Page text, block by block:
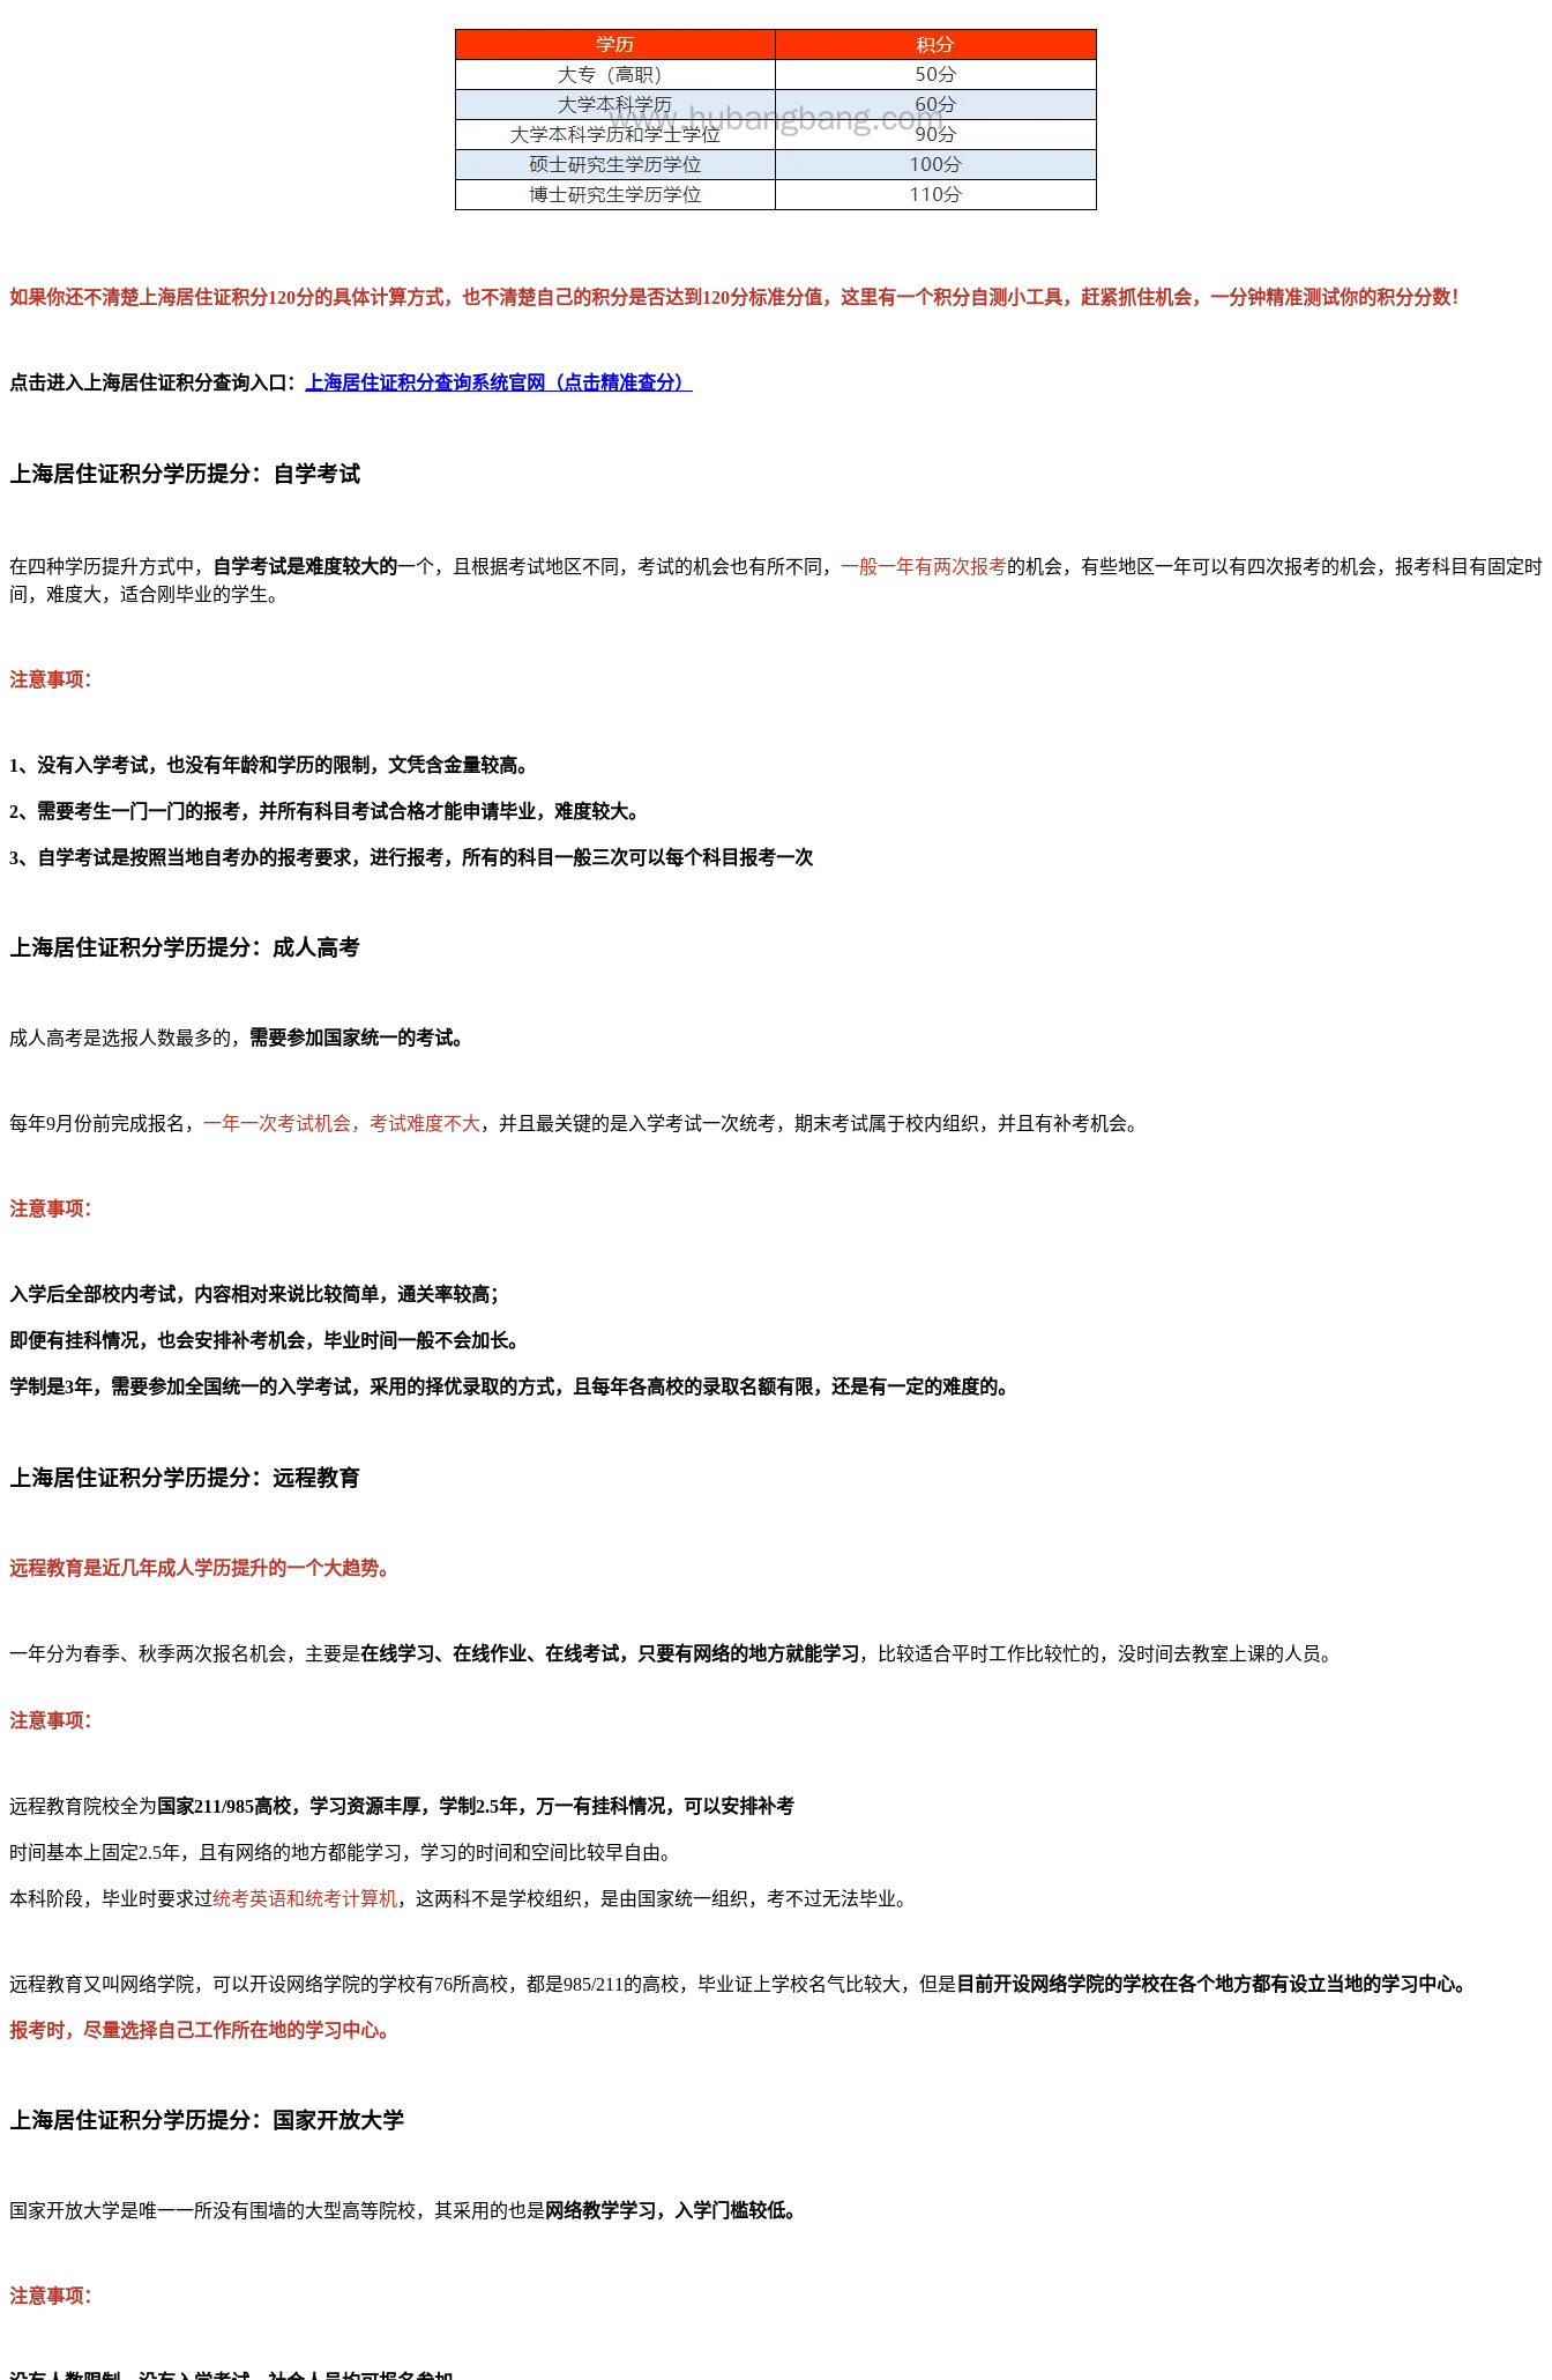
如果你还不清楚上海居住证积分120分的具体计算方式，也不清楚自己的积分是否达到120分标准分值，这里有一个积分自测小工具，赶紧抓住机会，一分钟精准测试你的积分分数！
点击进入上海居住证积分查询入口： 上海居住证积分查询系统官网（点击精准查分）
上海居住证积分学历提分：自学考试
在四种学历提升方式中， 自学考试是难度较大的一个，且根据考试地区不同，考试的机会也有所不同， 一般一年有两次报考的机会，有些地区一年可以有四次报考的机会，报考科目有固定时
间，难度大，适合刚毕业的学生。
注意事项：
1、没有入学考试，也没有年龄和学历的限制，文凭含金量较高。
2、需要考生一门一门的报考，并所有科目考试合格才能申请毕业，难度较大。
3、自学考试是按照当地自考办的报考要求，进行报考，所有的科目一般三次可以每个科目报考一次
上海居住证积分学历提分：成人高考
成人高考是选报人数最多的， 需要参加国家统一的考试。
每年9月份前完成报名， 一年一次考试机会，考试难度不大，并且最关键的是入学考试一次统考，期末考试属于校内组织，并且有补考机会。
注意事项：
入学后全部校内考试，内容相对来说比较简单，通关率较高；
即便有挂科情况，也会安排补考机会，毕业时间一般不会加长。
学制是3年，需要参加全国统一的入学考试，采用的择优录取的方式，且每年各高校的录取名额有限，还是有一定的难度的。
上海居住证积分学历提分：远程教育
远程教育是近几年成人学历提升的一个大趋势。
一年分为春季、秋季两次报名机会，主要是在线学习、在线作业、在线考试，只要有网络的地方就能学习，比较适合平时工作比较忙的，没时间去教室上课的人员。
注意事项：
远程教育院校全为 国家211/985高校，学习资源丰厚，学制2.5年，万一有挂科情况，可以安排补考
时间基本上固定2.5年，且有网络的地方都能学习，学习的时间和空间比较早自由。
本科阶段，毕业时要求过统考英语和统考计算机，这两科不是学校组织，是由国家统一组织，考不过无法毕业。
远程教育又叫网络学院，可以开设网络学院的学校有76所高校，都是985/211的高校，毕业证上学校名气比较大，但是 目前开设网络学院的学校在各个地方都有设立当地的学习中心。
报考时，尽量选择自己工作所在地的学习中心。
上海居住证积分学历提分：国家开放大学
国家开放大学是唯一一所没有围墙的大型高等院校，其采用的也是 网络教学学习，入学门槛较低。
注意事项：